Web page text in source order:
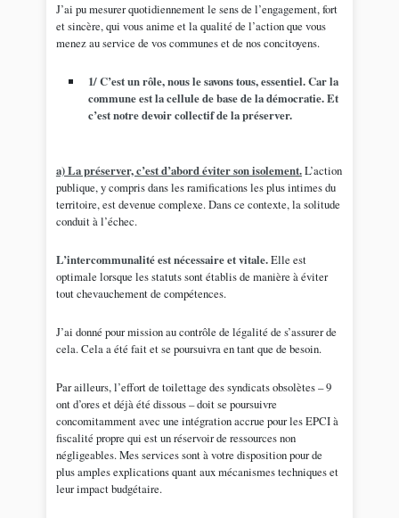
J’ai pu mesurer quotidiennement le sens de l’engagement, fort
et sincère, qui vous anime et la qualité de l’action que vous
menez au service de vos communes et de nos concitoyens.
1/ C’est un rôle, nous le savons tous, essentiel. Car la
commune est la cellule de base de la démocratie. Et
c’est notre devoir collectif de la préserver.
a) La préserver, c’est d’abord éviter son isolement.L’action
publique, y compris dans les ramifications les plus intimes du
territoire, est devenue complexe. Dans ce contexte, la solitude
conduit à l’échec.
L’intercommunalité est nécessaire et vitale.Elle est
optimale lorsque les statuts sont établis de manière à éviter
tout chevauchement de compétences.
J’ai donné pour mission au contrôle de légalité de s’assurer de
cela. Cela a été fait et se poursuivra en tant que de besoin.
Par ailleurs, l’effort de toilettage des syndicats obsolètes – 9
ont d’ores et déjà été dissous – doit se poursuivre
concomitamment avec une intégration accrue pour les EPCI à
fiscalité propre qui est un réservoir de ressources non
négligeables. Mes services sont à votre disposition pour de
plus amples explications quant aux mécanismes techniques et
leur impact budgétaire.